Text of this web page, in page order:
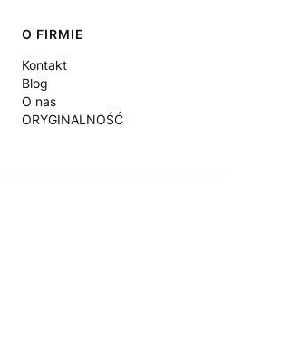
O FIRMIE
Kontakt
Blog
O nas
ORYGINALNOŚĆ